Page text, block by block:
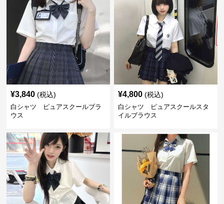
¥3,840 (税込)
白シャツ ピュアスクールブラ
ウス
¥4,800 (税込)
白シャツ ピュアスクールスタ
イルブラウス